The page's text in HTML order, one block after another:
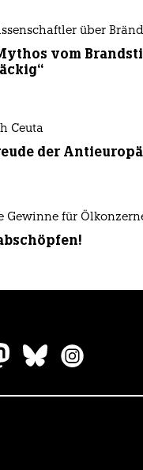
über
vom
Ceuta
der
Gewinne für